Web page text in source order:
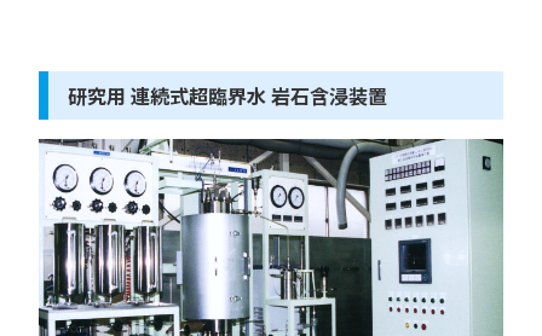
研究用 連続式超臨界水 岩石含浸装置